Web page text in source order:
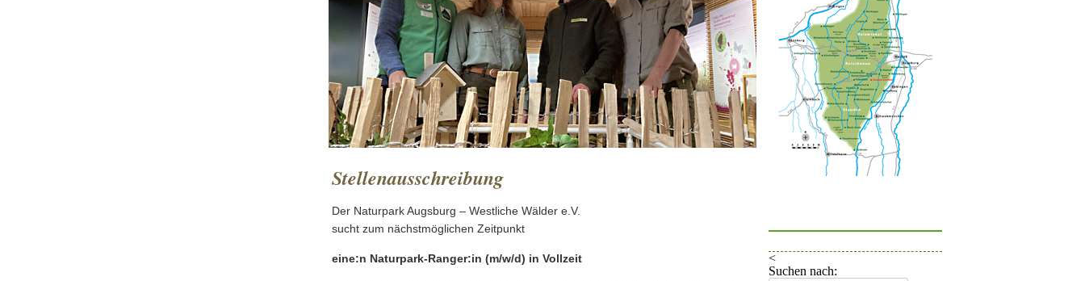
Stellenausschreibung
Der Naturpark Augsburg – Westliche Wälder e.V.
sucht zum nächstmöglichen Zeitpunkt
eine:n Naturpark-Ranger:in (m/w/d) in Vollzeit <
Suchen nach: